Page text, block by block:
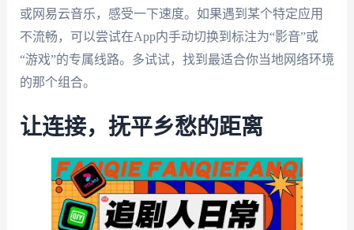
或网易云音乐，感受一下速度。如果遇到某个特定应用
不流畅，可以尝试在App内手动切换到标注为“影音”或
“游戏”的专属线路。多试试，找到最适合你当地网络环境
的那个组合。
让连接，抚平乡愁的距离